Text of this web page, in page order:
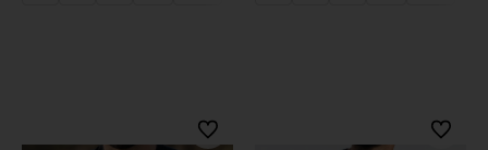
Do ulubionych Do